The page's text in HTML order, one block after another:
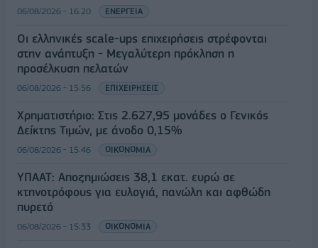
06/08/2026 - 16:20 ΕΝΕΡΓΕΙΑ
Οι ελληνικές scale-ups επιχειρήσεις στρέφονται
στην ανάπτυξη - Μεγαλύτερη πρόκληση η
προσέλκυση πελατών
06/08/2026 - 15:56 ΕΠΙΧΕΙΡΗΣΕΙΣ
Χρηματιστήριο: Στις 2.627,95 μονάδες ο Γενικός
Δείκτης Τιμών, με άνοδο 0,15%
06/08/2026 - 15:46 ΟΙΚΟΝΟΜΙΑ
ΥΠΑΑΤ: Αποζημιώσεις 38,1 εκατ. ευρώ σε
κτηνοτρόφους για ευλογιά, πανώλη και αφθώδη
πυρετό
06/08/2026 - 15:33 ΟΙΚΟΝΟΜΙΑ